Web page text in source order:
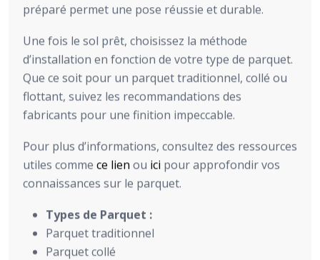
préparé permet une pose réussie et durable.
Une fois le sol prêt, choisissez la méthode
d’installation en fonction de votre type de parquet.
Que ce soit pour un parquet traditionnel, collé ou
flottant, suivez les recommandations des
fabricants pour une finition impeccable.
Pour plus d’informations, consultez des ressources
utiles comme ce lien ou ici pour approfondir vos
connaissances sur le parquet.
Types de Parquet :
Parquet traditionnel
Parquet collé